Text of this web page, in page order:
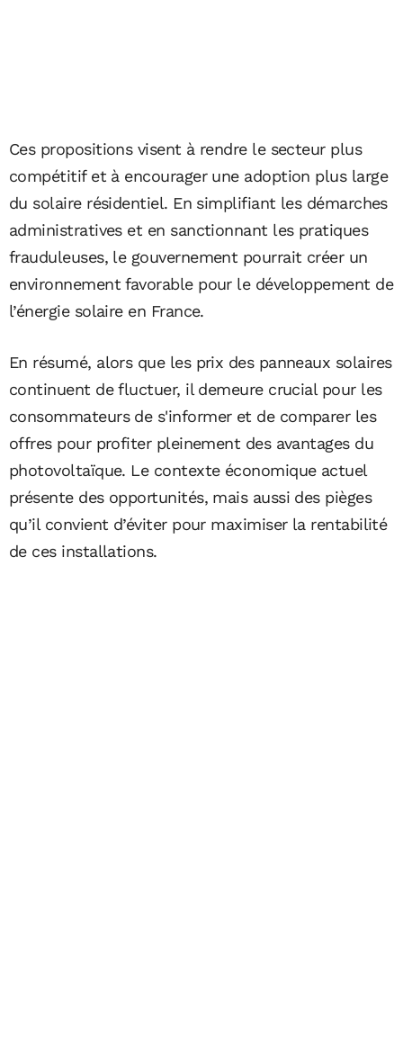
Ces propositions visent à rendre le secteur plus
compétitif et à encourager une adoption plus large
du solaire résidentiel. En simplifiant les démarches
administratives et en sanctionnant les pratiques
frauduleuses, le gouvernement pourrait créer un
environnement favorable pour le développement de
l’énergie solaire en France.
En résumé, alors que les prix des panneaux solaires
continuent de fluctuer, il demeure crucial pour les
consommateurs de s'informer et de comparer les
offres pour profiter pleinement des avantages du
photovoltaïque. Le contexte économique actuel
présente des opportunités, mais aussi des pièges
qu’il convient d’éviter pour maximiser la rentabilité
de ces installations.